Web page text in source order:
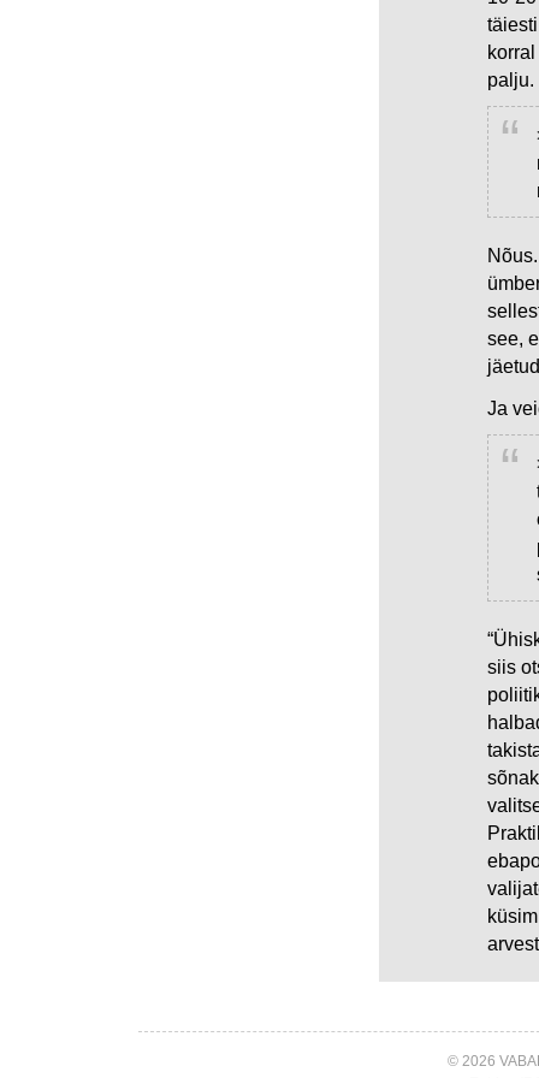
palju.
see,
Ja
siis
© 2026